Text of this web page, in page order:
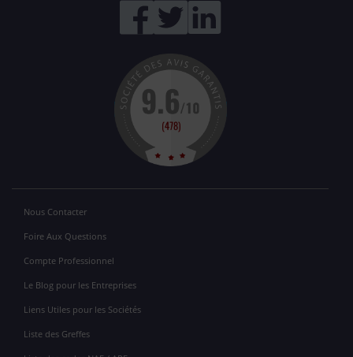
Nous Contacter
Foire Aux Questions
Compte Professionnel
Le Blog pour les Entreprises
Liens Utiles pour les Sociétés
Liste des Greffes